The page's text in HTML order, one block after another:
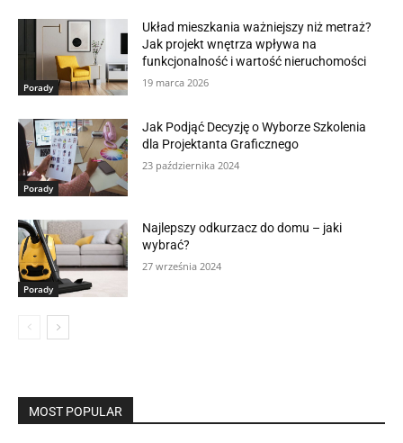
Porady
Układ mieszkania ważniejszy niż metraż?
Jak projekt wnętrza wpływa na
funkcjonalność i wartość nieruchomości
19 marca 2026
Porady
Jak Podjąć Decyzję o Wyborze Szkolenia
dla Projektanta Graficznego
23 października 2024
Porady
Najlepszy odkurzacz do domu – jaki
wybrać?
27 września 2024
MOST POPULAR